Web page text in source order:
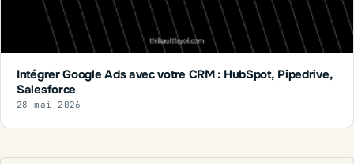
Intégrer Google Ads avec votre CRM : HubSpot, Pipedrive,
Salesforce
28 mai 2026